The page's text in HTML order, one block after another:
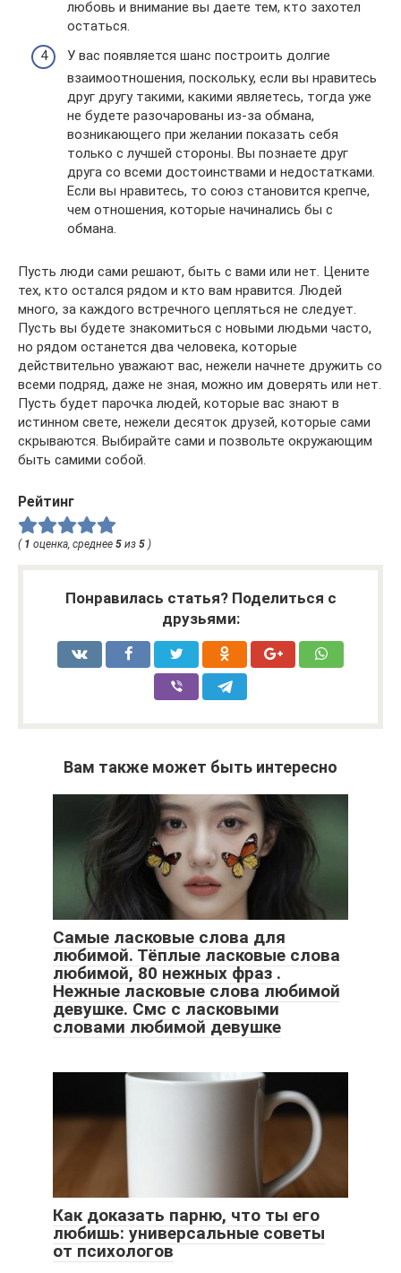
любовь и внимание вы даете тем, кто захотел
остаться.
У вас появляется шанс построить долгие
взаимоотношения, поскольку, если вы нравитесь
друг другу такими, какими являетесь, тогда уже
не будете разочарованы из-за обмана,
возникающего при желании показать себя
только с лучшей стороны. Вы познаете друг
друга со всеми достоинствами и недостатками.
Если вы нравитесь, то союз становится крепче,
чем отношения, которые начинались бы с
обмана.
Пусть люди сами решают, быть с вами или нет. Цените
тех, кто остался рядом и кто вам нравится. Людей
много, за каждого встречного цепляться не следует.
Пусть вы будете знакомиться с новыми людьми часто,
но рядом останется два человека, которые
действительно уважают вас, нежели начнете дружить со
всеми подряд, даже не зная, можно им доверять или нет.
Пусть будет парочка людей, которые вас знают в
истинном свете, нежели десяток друзей, которые сами
скрываются. Выбирайте сами и позвольте окружающим
быть самими собой.
Рейтинг
( 1 оценка, среднее 5 из 5 )
Понравилась статья? Поделиться с
друзьями:
Вам также может быть интересно
Самые ласковые слова для
любимой. Тёплые ласковые слова
любимой, 80 нежных фраз .
Нежные ласковые слова любимой
девушке. Смс с ласковыми
словами любимой девушке
Как доказать парню, что ты его
любишь: универсальные советы
от психологов